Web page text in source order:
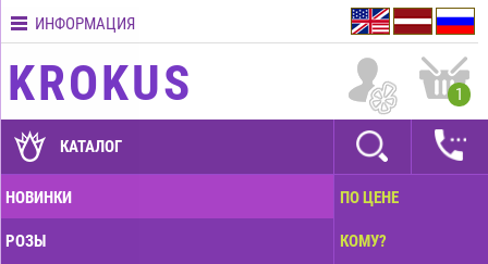
Контакты
Условия
ГАРАНТИИ
Как
оплатить?
Как
ИНФОРМАЦИЯ
KROKUS 1
КАТАЛОГ
НОВИНКИ
РОЗЫ
ПО ЦЕНЕ
КОМУ?